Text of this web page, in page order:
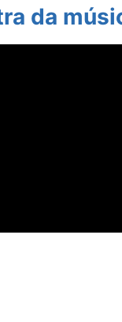
da